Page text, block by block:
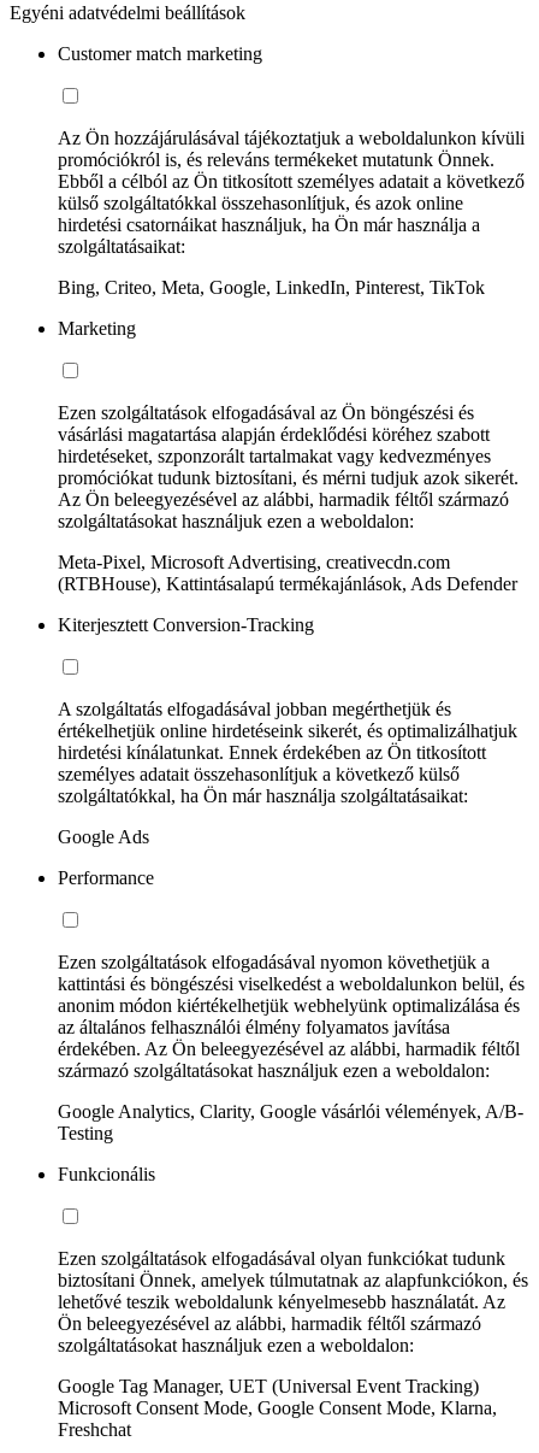
Egyéni adatvédelmi beállítások
Customer match marketing
Az Ön hozzájárulásával tájékoztatjuk a weboldalunkon kívüli
promóciókról is, és releváns termékeket mutatunk Önnek.
Ebből a célból az Ön titkosított személyes adatait a következő
külső szolgáltatókkal összehasonlítjuk, és azok online
hirdetési csatornáikat használjuk, ha Ön már használja a
szolgáltatásaikat:
Bing, Criteo, Meta, Google, LinkedIn, Pinterest, TikTok
Marketing
Ezen szolgáltatások elfogadásával az Ön böngészési és
vásárlási magatartása alapján érdeklődési köréhez szabott
hirdetéseket, szponzorált tartalmakat vagy kedvezményes
promóciókat tudunk biztosítani, és mérni tudjuk azok sikerét.
Az Ön beleegyezésével az alábbi, harmadik féltől származó
szolgáltatásokat használjuk ezen a weboldalon:
Meta-Pixel, Microsoft Advertising, creativecdn.com
(RTBHouse), Kattintásalapú termékajánlások, Ads Defender
Kiterjesztett Conversion-Tracking
A szolgáltatás elfogadásával jobban megérthetjük és
értékelhetjük online hirdetéseink sikerét, és optimalizálhatjuk
hirdetési kínálatunkat. Ennek érdekében az Ön titkosított
személyes adatait összehasonlítjuk a következő külső
szolgáltatókkal, ha Ön már használja szolgáltatásaikat:
Google Ads
Performance
Ezen szolgáltatások elfogadásával nyomon követhetjük a
kattintási és böngészési viselkedést a weboldalunkon belül, és
anonim módon kiértékelhetjük webhelyünk optimalizálása és
az általános felhasználói élmény folyamatos javítása
érdekében. Az Ön beleegyezésével az alábbi, harmadik féltől
származó szolgáltatásokat használjuk ezen a weboldalon:
Google Analytics, Clarity, Google vásárlói vélemények, A/B-
Testing
Funkcionális
Ezen szolgáltatások elfogadásával olyan funkciókat tudunk
biztosítani Önnek, amelyek túlmutatnak az alapfunkciókon, és
lehetővé teszik weboldalunk kényelmesebb használatát. Az
Ön beleegyezésével az alábbi, harmadik féltől származó
szolgáltatásokat használjuk ezen a weboldalon:
Google Tag Manager, UET (Universal Event Tracking)
Microsoft Consent Mode, Google Consent Mode, Klarna,
Freshchat